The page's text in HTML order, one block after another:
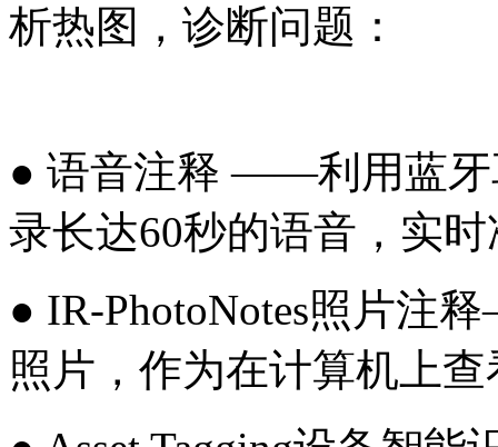
析热图，诊断问题：
● 语音注释 ——利用蓝牙
录长达60秒的语音，实
● IR-PhotoNotes照片注
照片，作为在计算机上